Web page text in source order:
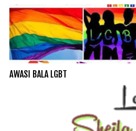
AWASI BALA LGBT